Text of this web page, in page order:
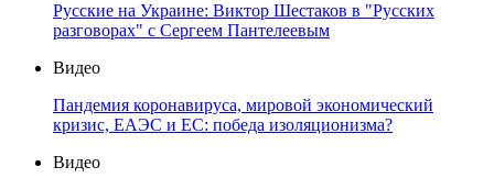
Русские на Украине: Виктор Шестаков в "Русских
разговорах" с Сергеем Пантелеевым
Видео
Пандемия коронавируса, мировой экономический
кризис, ЕАЭС и ЕС: победа изоляционизма?
Видео